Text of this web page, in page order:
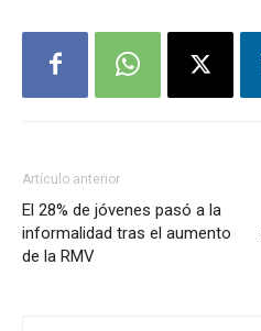
Artículo anterior
El 28% de jóvenes pasó a la
informalidad tras el aumento
de la RMV